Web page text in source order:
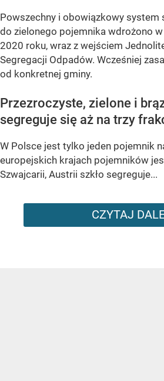
Powszechny i obowiązkowy system
do zielonego pojemnika wdrożono
2020 roku, wraz z wejściem
Segregacji Odpadów. Wcześniej
od konkretnej gminy.
Przezroczyste, zielone i
segreguje się aż na trzy
W Polsce jest tylko jeden pojemnik
europejskich krajach pojemników
Szwajcarii, Austrii szkło segreguje...
CZYTAJ